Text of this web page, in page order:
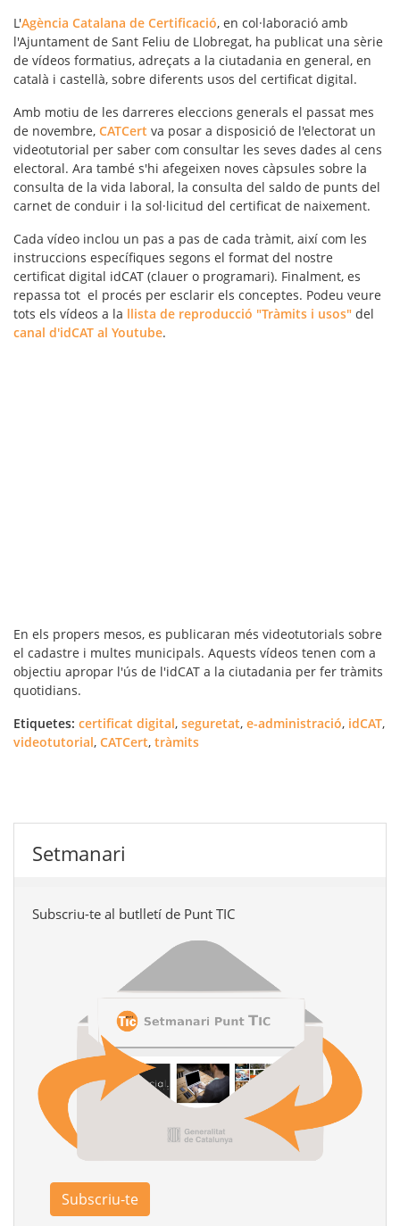
L'Agència Catalana de Certificació, en col·laboració amb
l'Ajuntament de Sant Feliu de Llobregat, ha publicat una sèrie
de vídeos formatius, adreçats a la ciutadania en general, en
català i castellà, sobre diferents usos del certificat digital.
Amb motiu de les darreres eleccions generals el passat mes
de novembre, CATCert va posar a disposició de l'electorat un
videotutorial per saber com consultar les seves dades al cens
electoral. Ara també s'hi afegeixen noves càpsules sobre la
consulta de la vida laboral, la consulta del saldo de punts del
carnet de conduir i la sol·licitud del certificat de naixement.
Cada vídeo inclou un pas a pas de cada tràmit, així com les
instruccions específiques segons el format del nostre
certificat digital idCAT (clauer o programari). Finalment, es
repassa tot el procés per esclarir els conceptes. Podeu veure
tots els vídeos a la llista de reproducció "Tràmits i usos" del
canal d'idCAT al Youtube.
En els propers mesos, es publicaran més videotutorials sobre
el cadastre i multes municipals. Aquests vídeos tenen com a
objectiu apropar l'ús de l'idCAT a la ciutadania per fer tràmits
quotidians.
Etiquetes: certificat digital, seguretat, e-administració, idCAT,
videotutorial, CATCert, tràmits
Setmanari
Subscriu-te al butlletí de Punt TIC
Subscriu-te